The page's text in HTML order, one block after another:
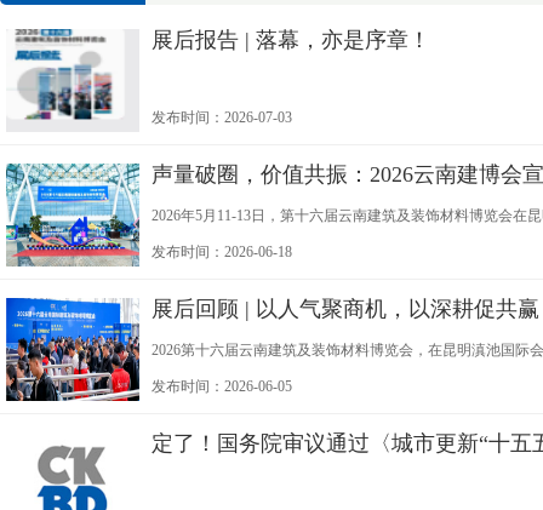
展后报告 | 落幕，亦是序章！
发布时间：2026-07-03
声量破圈，价值共振：2026云南建博会
2026年5月11-13日，第十六届云南建筑及装饰材料博览会在
展"为主题，展览规模5万平方米，汇聚1000余家品牌及
发布时间：2026-06-18
展后回顾 | 以人气聚商机，以深耕促共赢
2026第十六届云南建筑及装饰材料博览会，在昆明滇池国
本次展会吸引了大批行业从业者到场参与，以稳定的专业人
发布时间：2026-06-05
定了！国务院审议通过〈城市更新“十